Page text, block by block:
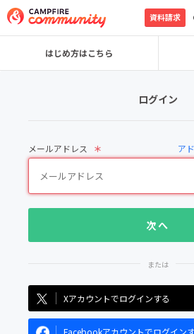
資料請求
はじめ方はこちら
ログイン
メールアドレス ア
Xアカウントでログインする
Facebookアカウントでログイン